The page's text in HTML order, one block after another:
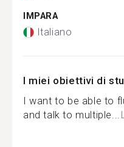
IMPARA
Italiano
I miei obiettivi di
I want to be able to
and talk to multiple...